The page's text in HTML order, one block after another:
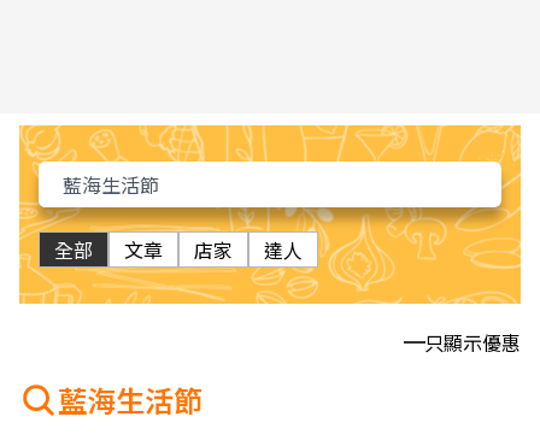
全部 文章 店家 達人
只顯示優惠
藍海生活節